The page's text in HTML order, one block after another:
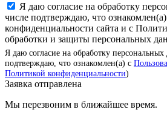
Я даю согласие на обработку
числе подтверждаю, что
конфиденциальности сайта и с
обработки и защиты персональных
Я даю согласие на обработку
подтверждаю, что ознакомлен(а) с
Политикой конфиденциальности)
Заявка отправлена
Мы перезвоним в ближайшее время.